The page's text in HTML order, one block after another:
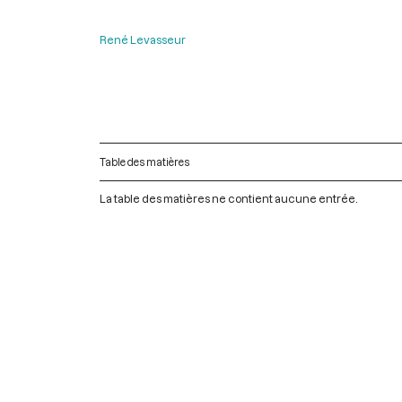
René Levasseur
Table des matières
La table des matières ne contient aucune entrée.